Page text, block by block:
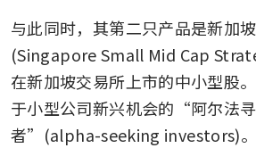
与此同时，其第二只产品是新加
(Singapore Small Mid Cap
在新加坡交易所上市的中小型股
于小型公司新兴机会的“阿尔法
者”(alpha-seeking investors)。